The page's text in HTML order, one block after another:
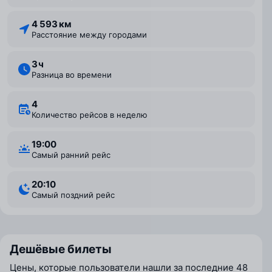
4 593 км
Расстояние между городами
3 ⁠ч
Разница во времени
4
Количество рейсов в неделю
19:00
Самый ранний рейс
20:10
Самый поздний рейс
Дешёвые билеты
Цены, которые пользователи нашли за последние 48